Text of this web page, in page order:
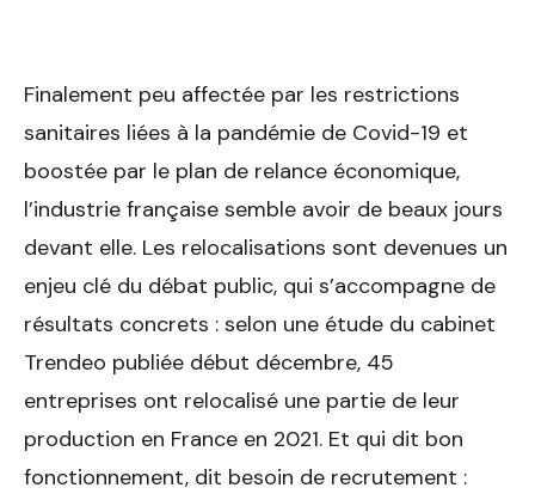
Finalement peu affectée par les restrictions
sanitaires liées à la pandémie de Covid-19 et
boostée par le plan de relance économique,
l’industrie française semble avoir de beaux jours
devant elle. Les relocalisations sont devenues un
enjeu clé du débat public, qui s’accompagne de
résultats concrets : selon une étude du cabinet
Trendeo publiée début décembre, 45
entreprises ont relocalisé une partie de leur
production en France en 2021. Et qui dit bon
fonctionnement, dit besoin de recrutement :